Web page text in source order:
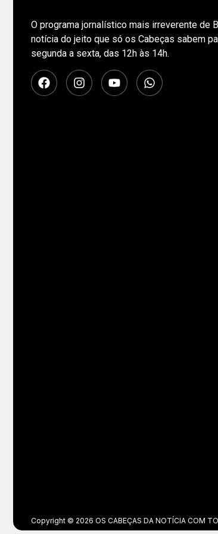
O programa jornalístico mais irreverente de
notícia do jeito que só os Cabeças sabem
segunda a sexta, das 12h às 14h.
Copyright © 2026 OS CABEÇAS DA NOTÍCIA COM